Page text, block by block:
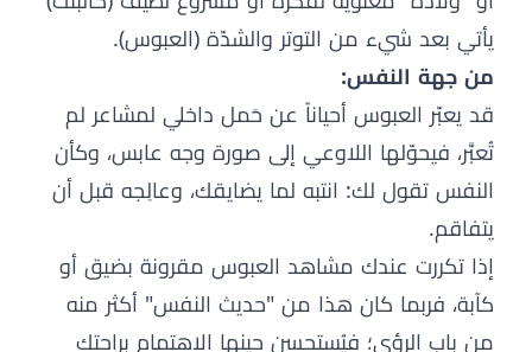
يأتي بعد شيء من التوتر والشدّة (العبوس).
من جهة النفس:
قد يعبّر العبوس أحياناً عن حَمل داخلي لمشاعر لم
تُعبَّر، فيحوّلها اللاوعي إلى صورة وجه عابس، وكأن
النفس تقول لك: انتبه لما يضايقك، وعالِجه قبل أن
يتفاقم.
إذا تكررت عندك مشاهد العبوس مقرونة بضيق أو
كآبة، فربما كان هذا من "حديث النفس" أكثر منه
من باب الرؤى؛ فيُستحسن حينها الاهتمام براحتك